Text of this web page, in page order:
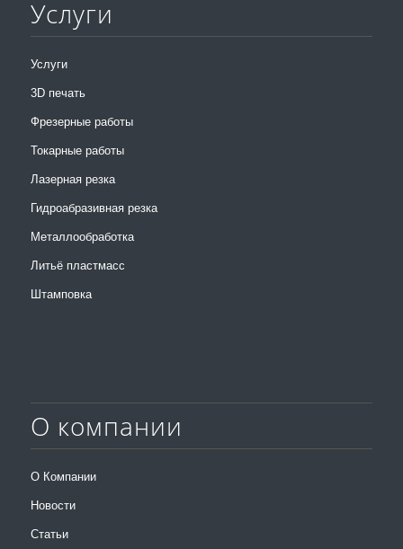
Услуги
Услуги
3D печать
Фрезерные работы
Токарные работы
Лазерная резка
Гидроабразивная резка
Металлообработка
Литьё пластмасс
Штамповка
О компании
О Компании
Новости
Статьи